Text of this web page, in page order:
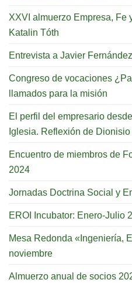
XXVI almuerzo Empresa, Fe
Katalin Tóth
Entrevista a Javier
Congreso de vocaciones
llamados para la misión
El perfil del empresario
Iglesia. Reflexión de
Encuentro de miembros de
2024
Jornadas Doctrina Social y
EROI Incubator: Enero-Julio
Mesa Redonda «Ingeniería,
noviembre
Almuerzo anual de socios